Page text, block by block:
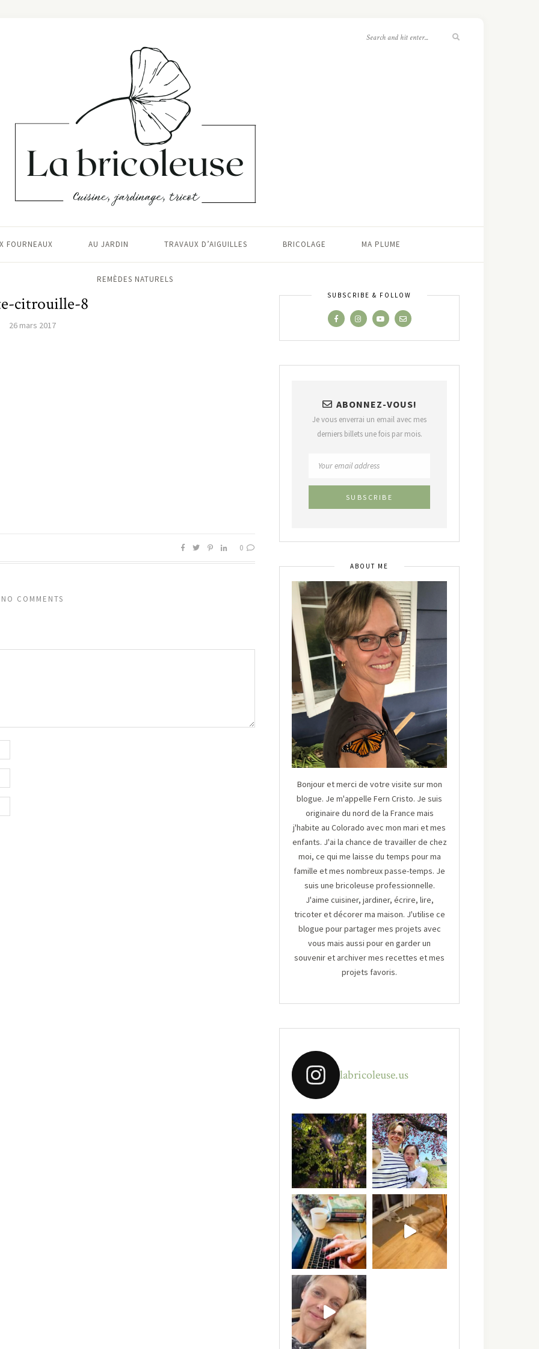
FOURNEAUX AU JARDIN TRAVAUX D’AIGUILLES BRICOLAGE MA PLUME
REMÈDES NATURELS
citrouille-8
26 mars 2017
0
NO COMMENTS
SUBSCRIBE & FOLLOW
ABONNEZ-VOUS!
Je vous enverrai un email avec mes
derniers billets une fois par mois.
ABOUT ME
Bonjour et merci de votre visite sur mon
blogue. Je m'appelle Fern Cristo. Je suis
originaire du nord de la France mais
j'habite au Colorado avec mon mari et mes
enfants. J'ai la chance de travailler de chez
moi, ce qui me laisse du temps pour ma
famille et mes nombreux passe-temps. Je
suis une bricoleuse professionnelle.
J'aime cuisiner, jardiner, écrire, lire,
tricoter et décorer ma maison. J'utilise ce
blogue pour partager mes projets avec
vous mais aussi pour en garder un
souvenir et archiver mes recettes et mes
projets favoris.
labricoleuse.us